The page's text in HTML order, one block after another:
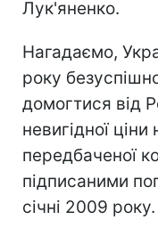
Лук'яненко.
Нагадаємо,
року
домогтися від
невигідної
передбаченої
підписаними
січні 2009 року.